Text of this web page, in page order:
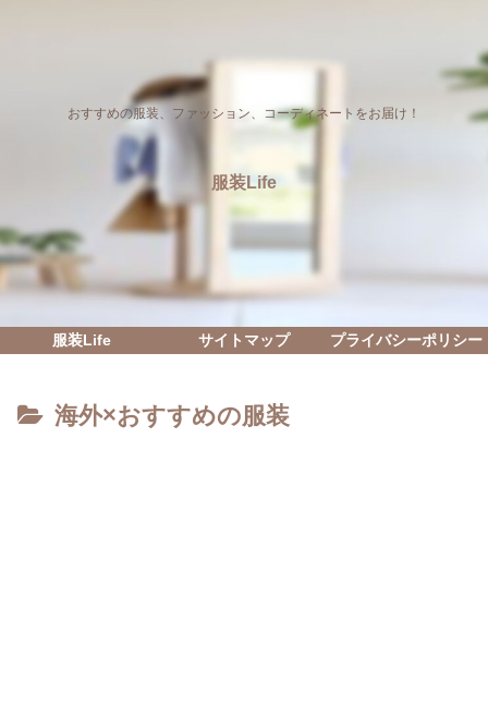
おすすめの服装、ファッション、コーディネートをお届け！
服装Life
服装Life サイトマップ プライバシーポリシー
海外×おすすめの服装